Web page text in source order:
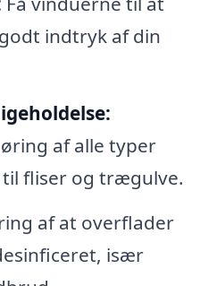
indtryk af din
af alle typer
fliser og trægulve.
af at overflader
især